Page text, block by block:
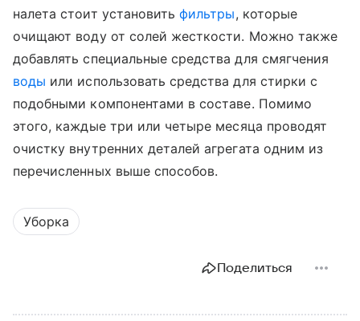
налета стоит установитьфильтры, которые
очищают воду от солей жесткости. Можно также
добавлять специальные средства для смягчения
воды или использовать средства для стирки с
подобными компонентами в составе. Помимо
этого, каждые три или четыре месяца проводят
очистку внутренних деталей агрегата одним из
перечисленных выше способов.
Уборка
Поделиться